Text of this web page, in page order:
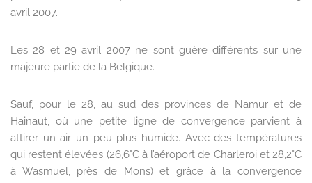
avril 2007.
Les 28 et 29 avril 2007 ne sont guère différents sur une
majeure partie de la Belgique.
Sauf, pour le 28, au sud des provinces de Namur et de
Hainaut, où une petite ligne de convergence parvient à
attirer un air un peu plus humide. Avec des températures
qui restent élevées (26,6°C à l’aéroport de Charleroi et 28,2°C
à Wasmuel, près de Mons) et grâce à la convergence